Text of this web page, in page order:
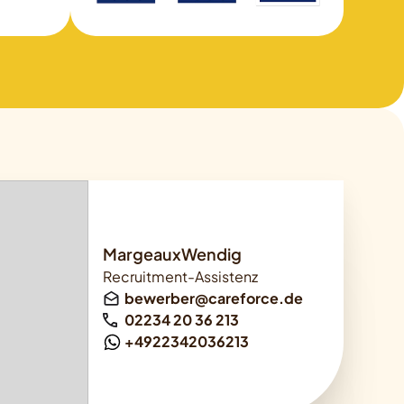
MargeauxWendig
Recruitment-Assistenz
bewerber@careforce.de
02234 20 36 213
+4922342036213